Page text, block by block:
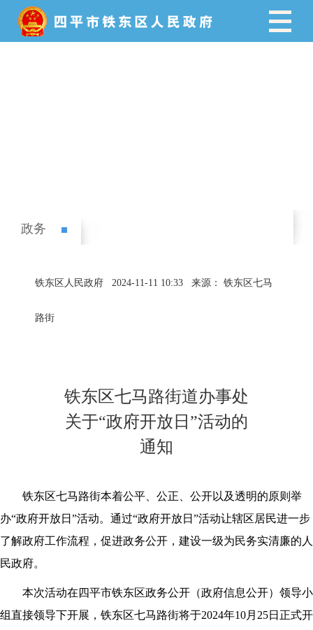
政务
政务>
铁东区人民政府 2024-11-11 10:33 来源： 铁东区七马
路街
铁东区七马路街道办事处
关于“政府开放日”活动的
通知
铁东区七马路街本着公平、公正、公开以及透明的原则举
办“政府开放日”活动。通过“政府开放日”活动让辖区居民进一步
了解政府工作流程，促进政务公开，建设一级为民务实清廉的人
民政府。
本次活动在四平市铁东区政务公开（政府信息公开）领导小
组直接领导下开展，铁东区七马路街将于2024年10月25日正式开